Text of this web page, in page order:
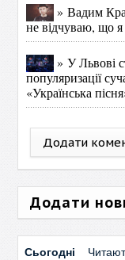
» Вадим
не відчуваю, що я
» У Львові
популяризації
«Українська
Додати
Додати
Сьогодні